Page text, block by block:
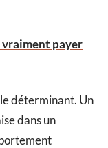
payer
déterminant. Un
dans un